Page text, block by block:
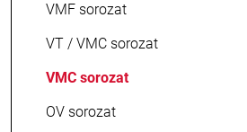
VMF sorozat
VT / VMC sorozat
VMC sorozat
OV sorozat